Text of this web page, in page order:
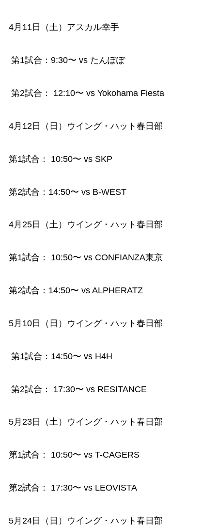
4月11日（土）アスカル幸手
第1試合：9:30〜 vs たんぽぽ
第2試合： 12:10〜 vs Yokohama Fiesta
4月12日（日）ウイング・ハット春日部
第1試合： 10:50〜 vs SKP
第2試合：14:50〜 vs B-WEST
4月25日（土）ウイング・ハット春日部
第1試合： 10:50〜 vs CONFIANZA東京
第2試合：14:50〜 vs ALPHERATZ
5月10日（日）ウイング・ハット春日部
第1試合：14:50〜 vs H4H
第2試合： 17:30〜 vs RESITANCE
5月23日（土）ウイング・ハット春日部
第1試合： 10:50〜 vs T-CAGERS
第2試合： 17:30〜 vs LEOVISTA
5月24日（日）ウイング・ハット春日部